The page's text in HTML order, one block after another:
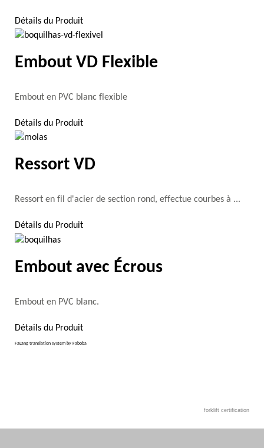
Détails du Produit
Embout VD Flexible
Embout en PVC blanc flexible
Détails du Produit
Ressort VD
Ressort en fil d'acier de section rond, effectue courbes à ...
Détails du Produit
Embout avec Écrous
Embout en PVC blanc.
Détails du Produit
FaLang translation system by Faboba
forklift certification